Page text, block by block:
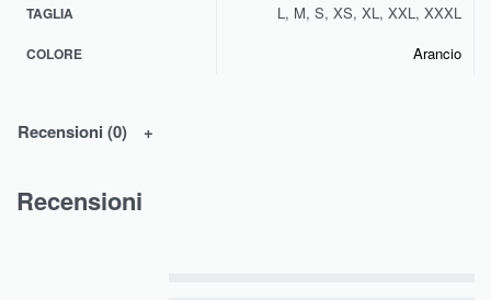
TAGLIA L, M, S, XS, XL, XXL, XXXL
COLORE Arancio
Recensioni (0)
Recensioni